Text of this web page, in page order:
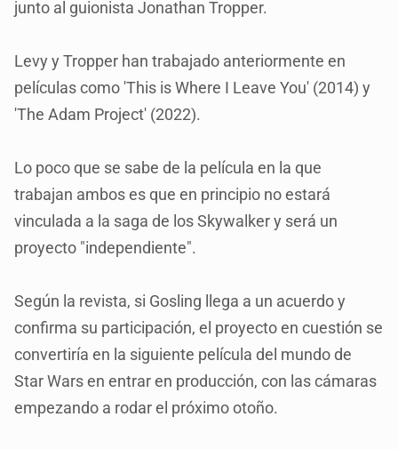
junto al guionista Jonathan Tropper.
Levy y Tropper han trabajado anteriormente en
películas como 'This is Where I Leave You' (2014) y
'The Adam Project' (2022).
Lo poco que se sabe de la película en la que
trabajan ambos es que en principio no estará
vinculada a la saga de los Skywalker y será un
proyecto "independiente".
Según la revista, si Gosling llega a un acuerdo y
confirma su participación, el proyecto en cuestión se
convertiría en la siguiente película del mundo de
Star Wars en entrar en producción, con las cámaras
empezando a rodar el próximo otoño.